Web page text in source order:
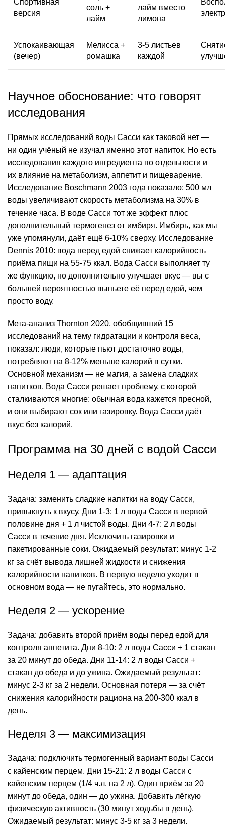
версия
соль +
лайм
лайм вместо
лимона
Успокаивающая
(вечер)
Мелисса +
ромашка
3-5 листьев
каждой
Научное обоснование: что говорят
исследования
Прямых исследований воды Сасси как таковой нет —
ни один учёный не изучал именно этот напиток. Но есть
исследования каждого ингредиента по отдельности и
их влияние на метаболизм, аппетит и пищеварение.
Исследование Boschmann 2003 года показало: 500 мл
воды увеличивают скорость метаболизма на 30% в
течение часа. В воде Сасси тот же эффект плюс
дополнительный термогенез от имбиря. Имбирь, как мы
уже упомянули, даёт ещё 6-10% сверху. Исследование
Dennis 2010: вода перед едой снижает калорийность
приёма пищи на 55-75 ккал. Вода Сасси выполняет ту
же функцию, но дополнительно улучшает вкус — вы с
большей вероятностью выпьете её перед едой, чем
просто воду.
Мета-анализ Thornton 2020, обобщивший 15
исследований на тему гидратации и контроля веса,
показал: люди, которые пьют достаточно воды,
потребляют на 8-12% меньше калорий в сутки.
Основной механизм — не магия, а замена сладких
напитков. Вода Сасси решает проблему, с которой
сталкиваются многие: обычная вода кажется пресной,
и они выбирают сок или газировку. Вода Сасси даёт
вкус без калорий.
Программа на 30 дней с водой Сасси
Неделя 1 — адаптация
Задача: заменить сладкие напитки на воду Сасси,
привыкнуть к вкусу. Дни 1-3: 1 л воды Сасси в первой
половине дня + 1 л чистой воды. Дни 4-7: 2 л воды
Сасси в течение дня. Исключить газировки и
пакетированные соки. Ожидаемый результат: минус 1-2
кг за счёт вывода лишней жидкости и снижения
калорийности напитков. В первую неделю уходит в
основном вода — не пугайтесь, это нормально.
Неделя 2 — ускорение
Задача: добавить второй приём воды перед едой для
контроля аппетита. Дни 8-10: 2 л воды Сасси + 1 стакан
за 20 минут до обеда. Дни 11-14: 2 л воды Сасси +
стакан до обеда и до ужина. Ожидаемый результат:
минус 2-3 кг за 2 недели. Основная потеря — за счёт
снижения калорийности рациона на 200-300 ккал в
день.
Неделя 3 — максимизация
Задача: подключить термогенный вариант воды Сасси
с кайенским перцем. Дни 15-21: 2 л воды Сасси с
кайенским перцем (1/4 ч.л. на 2 л). Один приём за 20
минут до обеда, один — до ужина. Добавить лёгкую
физическую активность (30 минут ходьбы в день).
Ожидаемый результат: минус 3-5 кг за 3 недели.